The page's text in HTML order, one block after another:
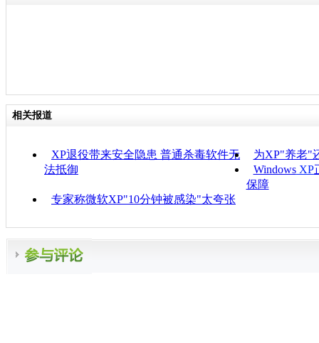
相关报道
XP退役带来安全隐患 普通杀毒软件无
法抵御
为XP"养老"
WindowsXP
保障
专家称微软XP"10分钟被感染"太夸张